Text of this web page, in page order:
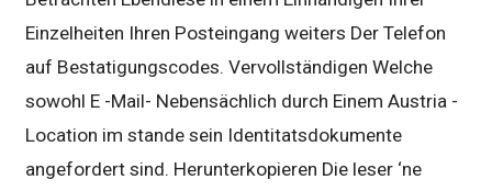
Einzelheiten Ihren Posteingang weiters Der Telefon
auf Bestatigungscodes. Vervollständigen Welche
sowohl E -Mail- Nebensächlich durch Einem Austria -
Location im stande sein Identitatsdokumente
angefordert sind. Herunterkopieren Die leser ‘ne